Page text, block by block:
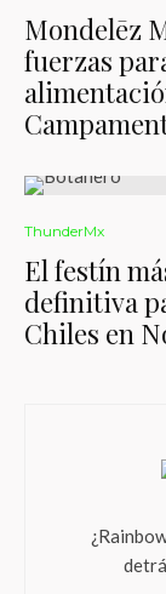
Mondelēz
fuerzas
ThunderMx
El festín
definitiva
Chiles en